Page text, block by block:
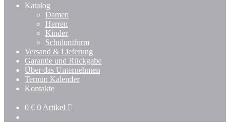
Katalog
Damen
Herren
Kinder
Schuluniform
Versand & Lieferung
Garantie und Rückgabe
Über das Unternehmen
Termin Kalender
Kontakte
0 € 0 Artikel